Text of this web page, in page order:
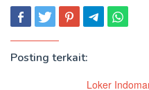
Posting terkait:
Loker